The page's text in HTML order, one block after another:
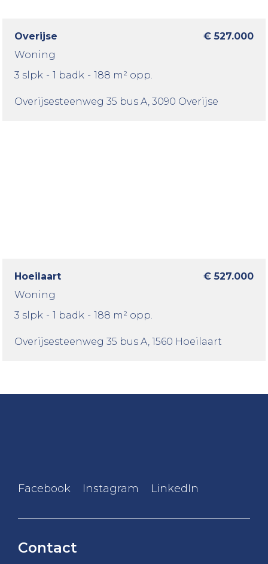
Overijse
€ 527.000
Woning
3 slpk - 1 badk - 188 m² opp.
Overijsesteenweg 35 bus A , 3090 Overijse
Hoeilaart
€ 527.000
Woning
3 slpk - 1 badk - 188 m² opp.
Overijsesteenweg 35 bus A , 1560 Hoeilaart
Facebook Instagram LinkedIn
Contact